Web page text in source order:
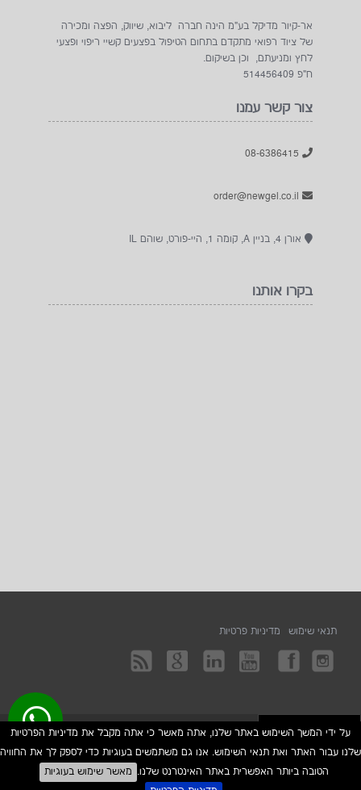
על ידי המשך השימוש באתר שלנו, אתה מאשר כי אתה מקבל את מדיניות הפרטיות
שלנו עבור האתר ואת תנאי השימוש. אנו גם משתמשים בעוגיות כדי לספק לך את החוויה
הטובה ביותר האפשרית באתר האינטרנט שלנו. מאשר שימוש בעוגיות
08-6386415
אר-קיור מדיקל בע"מ הינה חברה ליבוא, שיווק, הפצה ומכירה
של ציוד רפואי מתקדם בתחום הטיפול בפצעים קשיי ריפוי ופצעי
לחץ ומניעתם, וכן בשיקום.
ח"פ 514456409
צור קשר עמנו
אורן 4, בניין A, קומה 1, היי-פורט, שוהם IL
בקרו אותנו
תנאי שימוש מדיניות פרטיות
1net חנות אינטרנטית
2026
© כל הזכויות שמורות על ידי NewGel - ניוג׳ל נגישות